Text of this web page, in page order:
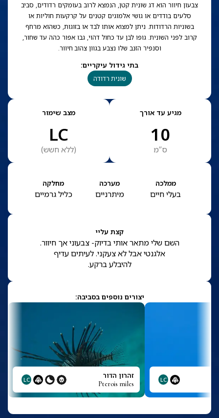
צבעון חיוור הוא דג שונית קטן, הנמצא לרוב בעומקים רדודים, סביב
סלעים בודדים או גושי אלמוגים קטנים על קרקעות חוליות או
בשוניות הרדודות. ניתן למצוא אותו לבד או בזוגות, כשהוא מרחף
קרוב לפני השונית. גופו לבן עד כחול דהוי, גבו אפור כהה עד שחור,
וסנפיר הזנב שלו נצבע בגוון צהוב חיוור.
בתי גידול עיקריים:
שונית רדודה
מגיע עד אורך
10
ס”מ
מצב שימור
LC
(ללא חשש)
ממלכה
בעלי חיים
מערכה
מיתרניים
מחלקה
כליל גרמיים
קצת עליי
השם שלי מתאר אותי בדיוק- צבעוני אך חיוור.
אלגנטי אבל לא צעקני. לעיתים עדיף
להיבלע ברקע.
יצורים נוספים בסביבה:
LC זהרון הדור
Pterois miles
LC